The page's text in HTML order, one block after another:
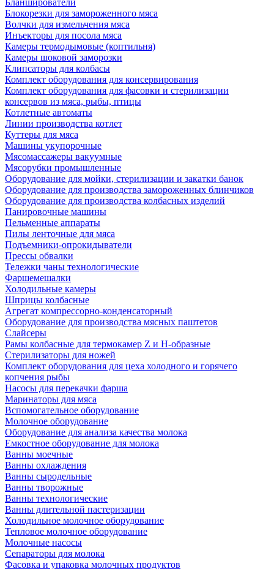
Бланширователи
Блокорезки для замороженного мяса
Волчки для измельчения мяса
Инъекторы для посола мяса
Камеры термодымовые (коптильня)
Камеры шоковой заморозки
Клипсаторы для колбасы
Комплект оборудования для консервирования
Комплект оборудования для фасовки и стерилизации
консервов из мяса, рыбы, птицы
Котлетные автоматы
Линии производства котлет
Куттеры для мяса
Машины укупорочные
Мясомассажеры вакуумные
Мясорубки промышленные
Оборудование для мойки, стерилизации и закатки банок
Оборудование для производства замороженных блинчиков
Оборудование для производства колбасных изделий
Панировочные машины
Пельменные аппараты
Пилы ленточные для мяса
Подъемники-опрокидыватели
Прессы обвалки
Тележки чаны технологические
Фаршемешалки
Холодильные камеры
Шприцы колбасные
Агрегат компрессорно-конденсаторный
Оборудование для производства мясных паштетов
Слайсеры
Рамы колбасные для термокамер Z и H-образные
Стерилизаторы для ножей
Комплект оборудования для цеха холодного и горячего
копчения рыбы
Насосы для перекачки фарша
Маринаторы для мяса
Вспомогательное оборудование
Молочное оборудование
Оборудование для анализа качества молока
Емкостное оборудование для молока
Ванны моечные
Ванны охлаждения
Ванны сыродельные
Ванны творожные
Ванны технологические
Ванны длительной пастеризации
Холодильное молочное оборудование
Тепловое молочное оборудование
Молочные насосы
Сепараторы для молока
Фасовка и упаковка молочных продуктов